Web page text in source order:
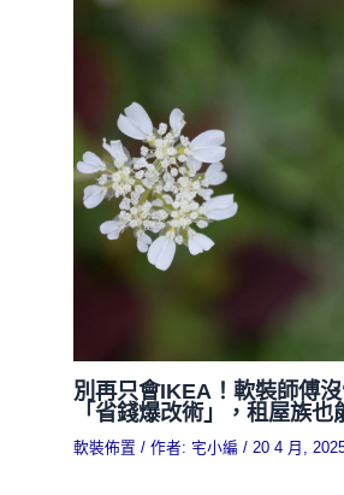
別再只會IKEA！軟裝師傅
「省錢爆改術」，租屋族也
軟裝佈置 / 作者: 宅小編/20 4 月,